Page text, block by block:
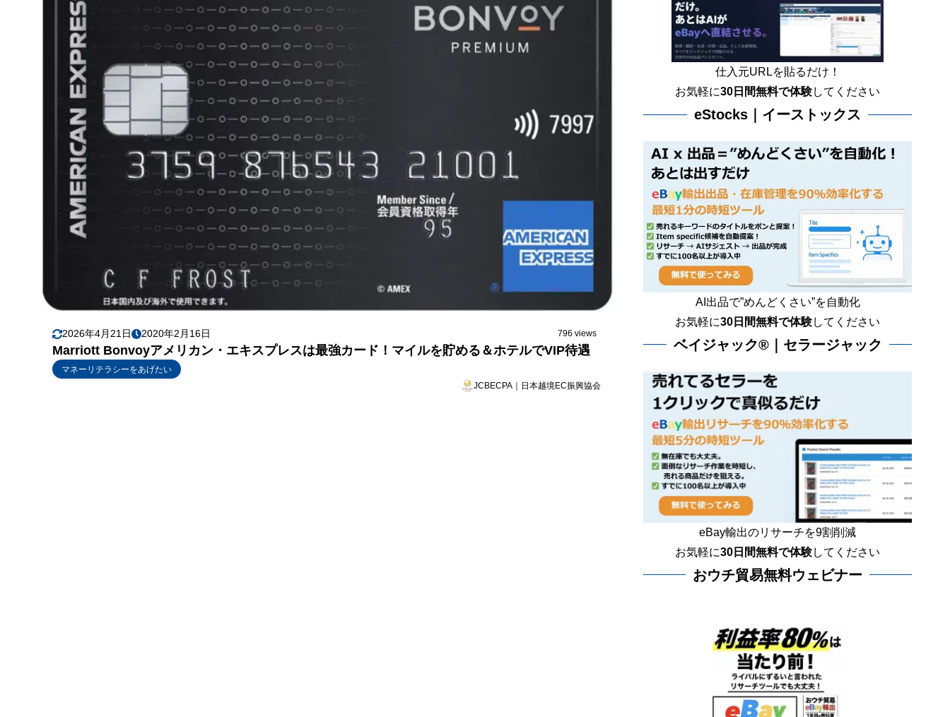
2026年4月21日 2020年2月16日 796 views
Marriott Bonvoyアメリカン・エキスプレスは最強カード！マイルを貯める＆ホテルでVIP待遇
マネーリテラシーをあげたい
JCBECPA｜日本越境EC振興協会
仕入元URLを貼るだけ！
お気軽に30日間無料で体験してください
eStocks｜イーストックス
AI出品で”めんどくさい”を自動化
お気軽に30日間無料で体験してください
ベイジャック®｜セラージャック
eBay輸出のリサーチを9割削減
お気軽に30日間無料で体験してください
おウチ貿易無料ウェビナー